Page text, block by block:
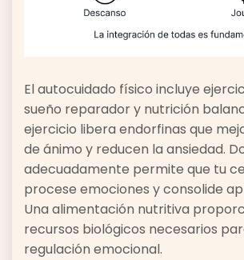
El autocuidado físico incluye
sueño reparador y nutrición
ejercicio libera endorfinas que
de ánimo y reducen la ansiedad.
adecuadamente permite que tu
procese emociones y consolide
Una alimentación nutritiva
recursos biológicos necesarios
regulación emocional.